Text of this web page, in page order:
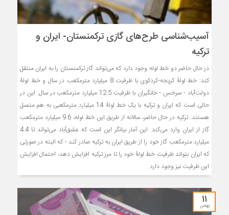
آسیب‌شناسی طرح‌های گازی ترکمنستان- ایران و
ترکیه
در حال حاضر دو خط لوله وجود دارد که می‌تواند گاز ترکمنستان را به ایران منتقل
کند: خط لولۀ کرپجه-کردکوی با ظرفیت 8 میلیارد مترمکعب در سال و خط لولۀ
دولت‌آباد - سرخس - خانگیران با ظرفیت 12.5 میلیارد مترمکعب در سال. این در
حالی است که ایران و ترکیه با یک خط لولۀ 14 میلیارد مترمکعبی به هم متصل
هستند. ترکیه در حال حاضر، سالانه از طریق این خط لوله، 9.6 میلیارد مترمکعب
گاز از ایران وارد می‌کند. این آمار بیانگر این است که عشق‌آباد می‌تواند تا 4.4
میلیارد مترمکعب گاز خود را از طریق ایران به ترکیه صادر کند - که البته در صورتی
که ایران بتواند ظرفیت خط لولۀ خود را تا مرز ترکیه افزایش دهد، احتمال افزایش
این ظرفیت نیز وجود دارد.
۱۱
بهمن